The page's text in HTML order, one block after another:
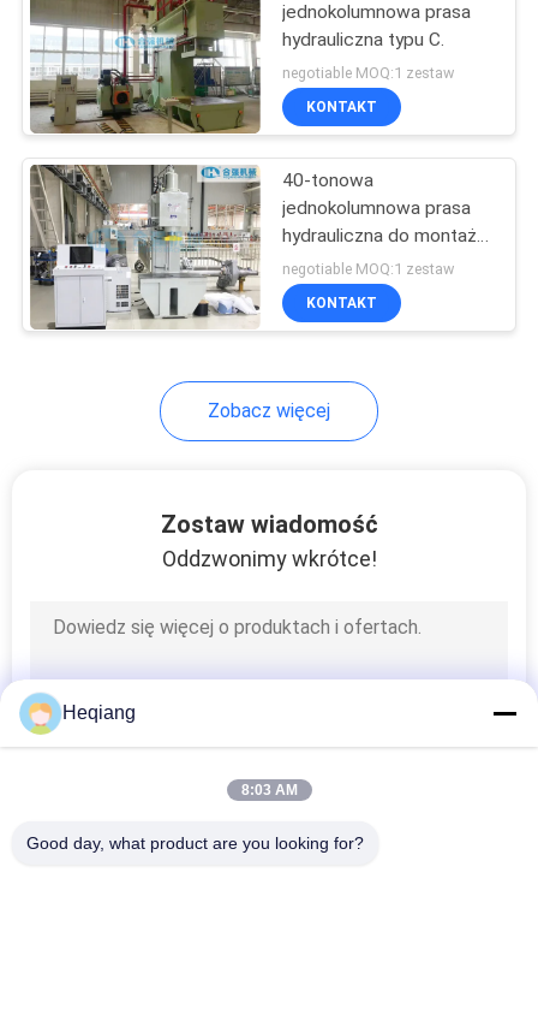
Prasa do montażu
przekładni zestawu
kołowego
Podnośniki wózka
11
Wyposażenie
warsztatów
jednokolumnowa prasa
hydrauliczna typu C.
negotiable MOQ:1 zestaw
KONTAKT
40-tonowa
jednokolumnowa prasa
hydrauliczna do montażu
łożyska skrzyni biegów
negotiable MOQ:1 zestaw
KONTAKT
Zobacz więcej
Zostaw wiadomość
Oddzwonimy wkrótce!
Heqiang
8:03 AM
Good day, what product are you looking for?